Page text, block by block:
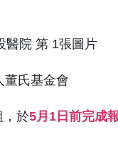
董氏基金會
，於5月1日前完成